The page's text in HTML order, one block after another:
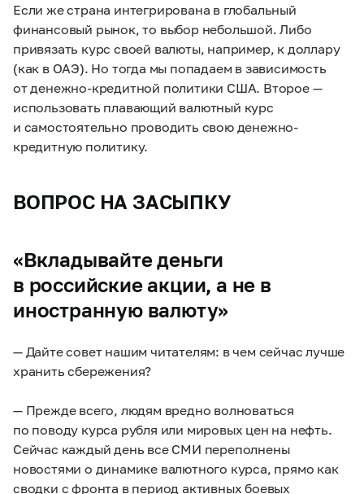
Если же страна интегрирована в глобальный
финансовый рынок, то выбор небольшой. Либо
привязать курс своей валюты, например, к доллару
(как в ОАЭ). Но тогда мы попадаем в зависимость
от денежно-кредитной политики США. Второе —
использовать плавающий валютный курс
и самостоятельно проводить свою денежно-
кредитную политику.
ВОПРОС НА ЗАСЫПКУ
«Вкладывайте деньги
в российские акции, а не в
иностранную валюту»
— Дайте совет нашим читателям: в чем сейчас лучше
хранить сбережения?
— Прежде всего, людям вредно волноваться
по поводу курса рубля или мировых цен на нефть.
Сейчас каждый день все СМИ переполнены
новостями о динамике валютного курса, прямо как
сводки с фронта в период активных боевых